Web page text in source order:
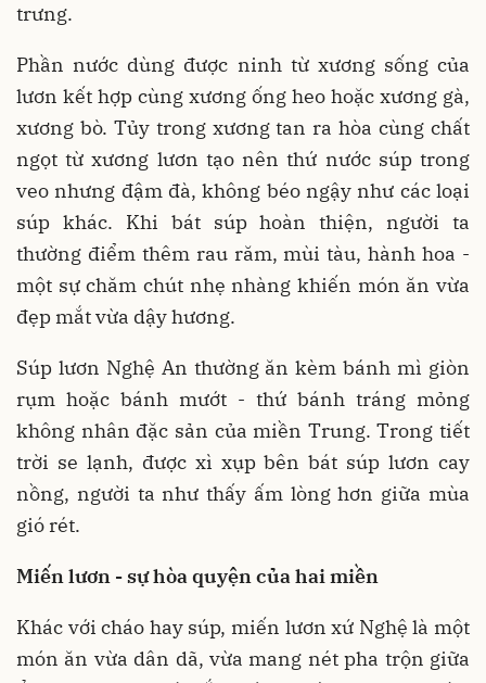
trưng.
Phần nước dùng được ninh từ xương sống của
lươn kết hợp cùng xương ống heo hoặc xương gà,
xương bò. Tủy trong xương tan ra hòa cùng chất
ngọt từ xương lươn tạo nên thứ nước súp trong
veo nhưng đậm đà, không béo ngậy như các loại
súp khác. Khi bát súp hoàn thiện, người ta
thường điểm thêm rau răm, mùi tàu, hành hoa -
một sự chăm chút nhẹ nhàng khiến món ăn vừa
đẹp mắt vừa dậy hương.
Súp lươn Nghệ An thường ăn kèm bánh mì giòn
rụm hoặc bánh mướt - thứ bánh tráng mỏng
không nhân đặc sản của miền Trung. Trong tiết
trời se lạnh, được xì xụp bên bát súp lươn cay
nồng, người ta như thấy ấm lòng hơn giữa mùa
gió rét.
Miến lươn - sự hòa quyện của hai miền
Khác với cháo hay súp, miến lươn xứ Nghệ là một
món ăn vừa dân dã, vừa mang nét pha trộn giữa